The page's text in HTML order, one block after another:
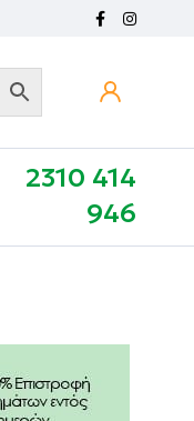
2310 414
946